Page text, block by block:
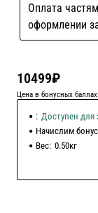
Оплата
оформлении
10499₽
Цена в бонусных
: Доступен для
Начислим
Вес: 0.50кг